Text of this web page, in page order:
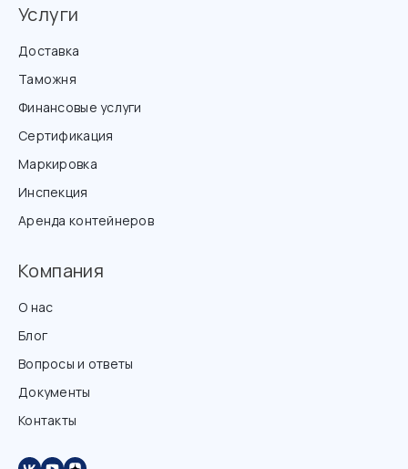
Услуги
Доставка
Таможня
Финансовые услуги
Сертификация
Маркировка
Инспекция
Аренда контейнеров
Компания
О нас
Блог
Вопросы и ответы
Документы
Контакты